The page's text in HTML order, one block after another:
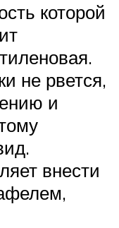
которой
не рвется,
и
внести